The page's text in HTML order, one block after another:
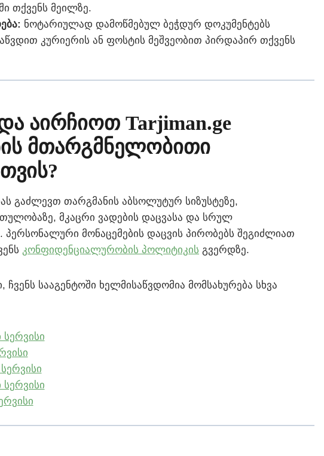
თქვენს მეილზე.
ნოტარიულად დამოწმებულ ბეჭდურ დოკუმენტებს
კურიერის ან ფოსტის მეშვეობით პირდაპირ თქვენს
აირჩიოთ Tarjiman.ge
მთარგმნელობითი
გაძლევთ თარგმანის აბსოლუტურ სიზუსტეზე,
მკაცრი ვადების დაცვასა და სრულ
მონაცემების დაცვის პირობებს შეგიძლიათ
კონფიდენციალურობის პოლიტიკის გვერდზე.
ჩვენს სააგენტოში ხელმისაწვდომია მომსახურება სხვა